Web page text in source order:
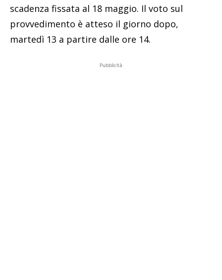
scadenza fissata al 18 maggio. Il voto sul
provvedimento è atteso il giorno dopo,
martedì 13 a partire dalle ore 14.
Pubblicità